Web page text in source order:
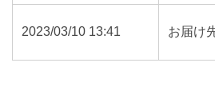
2023/03/10 13:41 お届け